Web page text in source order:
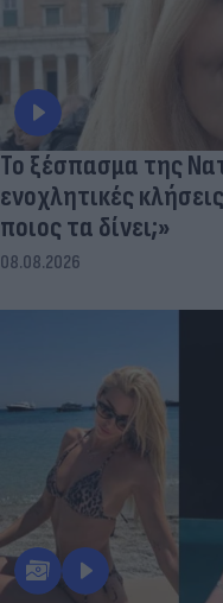
Το ξέσπασμα της
ενοχλητικές
ποιος τα δίνει;»
08.08.2026